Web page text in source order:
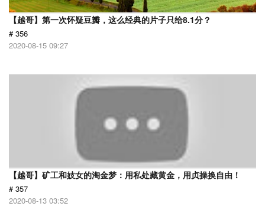
【越哥】第一次怀疑豆瓣，这么经典的片子只给8.1分？
# 356
2020-08-15 09:27
【越哥】矿工和妓女的淘金梦：用私处藏黄金，用贞操换自由！
# 357
2020-08-13 03:52